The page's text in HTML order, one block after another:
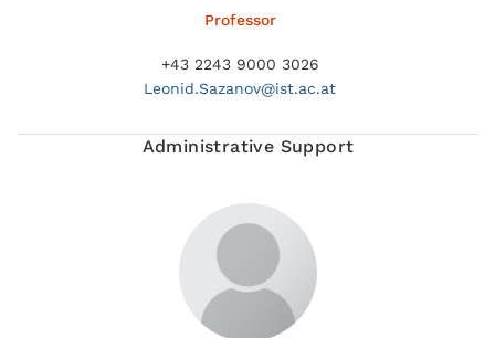
Professor
+43 2243 9000 3026
Leonid.Sazanov@ist.ac.at
Administrative Support